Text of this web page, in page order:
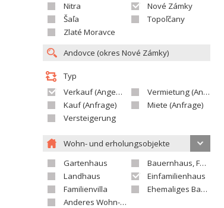
Nitra
Nové Zámky
Šaľa
Topoľčany
Zlaté Moravce
Typ
Verkauf (Angebot)
Vermietung (Angebot)
Kauf (Anfrage)
Miete (Anfrage)
Versteigerung
Wohn- und erholungsobjekte
Gartenhaus
Bauernhaus, Ferienhaus
Landhaus
Einfamilienhaus
Familienvilla
Ehemaliges Bauerngut
Anderes Wohn- oder Ferienobjekt